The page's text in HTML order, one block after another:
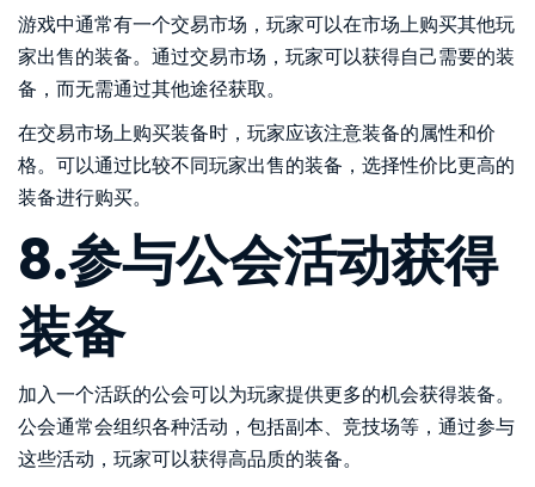
游戏中通常有一个交易市场，玩家可以在市场上购买其他玩
家出售的装备。通过交易市场，玩家可以获得自己需要的装
备，而无需通过其他途径获取。
在交易市场上购买装备时，玩家应该注意装备的属性和价
格。可以通过比较不同玩家出售的装备，选择性价比更高的
装备进行购买。
8.参与公会活动获得
装备
加入一个活跃的公会可以为玩家提供更多的机会获得装备。
公会通常会组织各种活动，包括副本、竞技场等，通过参与
这些活动，玩家可以获得高品质的装备。